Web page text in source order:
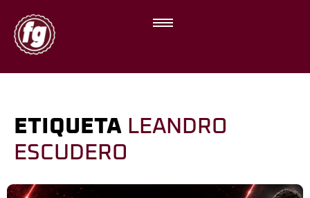
ETIQUETA LEANDRO
ESCUDERO